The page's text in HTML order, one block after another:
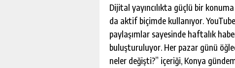
Dijital yayıncılıkta güçlü bir
da aktif biçimde kullanıyor.
paylaşımlar sayesinde haftalık
buluşturuluyor. Her pazar günü
neler değişti?” içeriği, Konya